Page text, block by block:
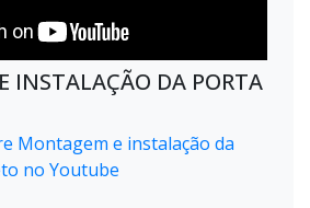
INSTALAÇÃO DA PORTA
Montagem e instalação da
no Youtube